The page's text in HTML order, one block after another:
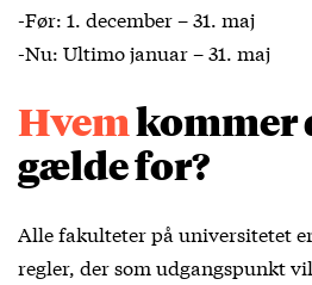
-Før: 1. december – 31. maj
-Nu: Ultimo januar – 31. maj
Hvemkommer
gælde for?
Alle fakulteter på universitetet
regler, der som udgangspunkt